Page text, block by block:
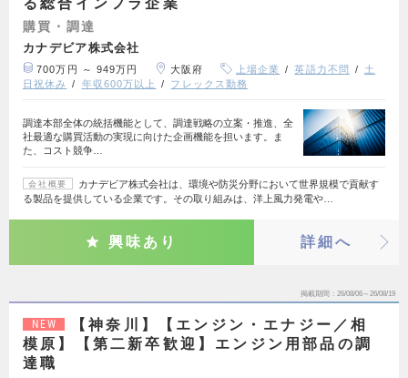
購買・調達
カナデビア株式会社
700万円 ～ 949万円 大阪府 上場企業 英語力不問
土
日祝休み
年収600万以上 フレックス勤務
調達本部全体の統括機能として、調達戦略の立案・推進、全
社最適な購買活動の実現に向けた企画機能を担います。ま
た、コスト競争…
会社概要
カナデビア株式会社は、環境や防災分野において世界規模で貢献す
る製品を提供している企業です。その取り組みは、洋上風力発電や…
興味あり 詳細へ
掲載期間 26/08/06～26/08/19
NEW
【神奈川】【エンジン・エナジー／相
模原】【第二新卒歓迎】エンジン用部品の調
達職